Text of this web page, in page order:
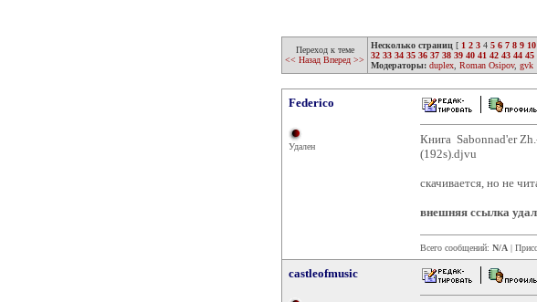
Переход к теме
<< Назад Вперед >>
Несколько страниц [ 1 2 3 4 5 6 7 8 9 10
32 33 34 35 36 37 38 39 40 41 42 43 44 45
Модераторы: duplex Roman Osipov, gvk
Federico
Удален
Книга Sabonnad'er
(192s).djvu
скачивается, но не
внешняя ссылка
Всего сообщений: N/A |
castleofmusic